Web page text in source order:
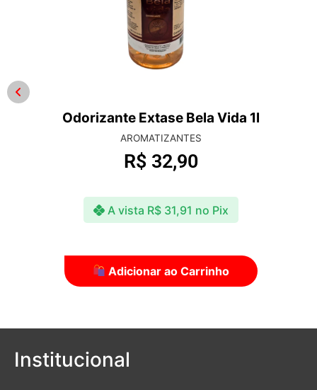
Remov – Removedor de Cola, Graxa e Piche
750ml
AUTOLIMPE
R$ 78,90
A vista R$76,53 no Pix
Adicionar ao Carrinho
Institucional